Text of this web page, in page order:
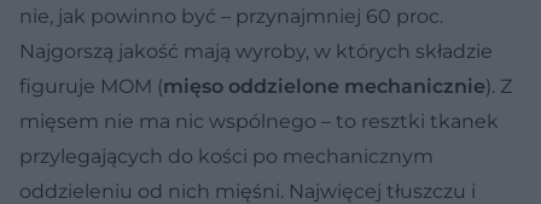
nie, jak powinno być – przynajmniej 60 proc.
Najgorszą jakość mają wyroby, w których składzie
figuruje MOM (mięso oddzielone mechanicznie). Z
mięsem nie ma nic wspólnego – to resztki tkanek
przylegających do kości po mechanicznym
oddzieleniu od nich mięśni. Najwięcej tłuszczu i